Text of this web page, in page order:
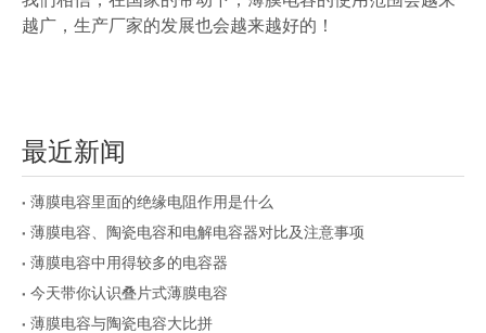
越广，生产厂家的发展也会越来越好的！
最近新闻
薄膜电容里面的绝缘电阻作用是什么
薄膜电容、陶瓷电容和电解电容器对比及注意事项
薄膜电容中用得较多的电容器
今天带你认识叠片式薄膜电容
薄膜电容与陶瓷电容大比拼